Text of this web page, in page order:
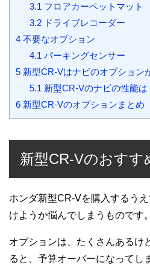
3.1 フロアカーペットマット
3.2ドライブレコーダー
4 不要なオプション
4.1 パーキングセンサー
5 新型CR-Vはナビのオプション
5.1 新型CR-Vのナビの性能は
6 新型CR-Vのオプションまとめ
新型CR-Vのおすす
ホンダ新型CR-Vを購入するう
けようか悩んでしまうものです。
オプションは、たくさんあるけ
ると、予算オーバーになってし